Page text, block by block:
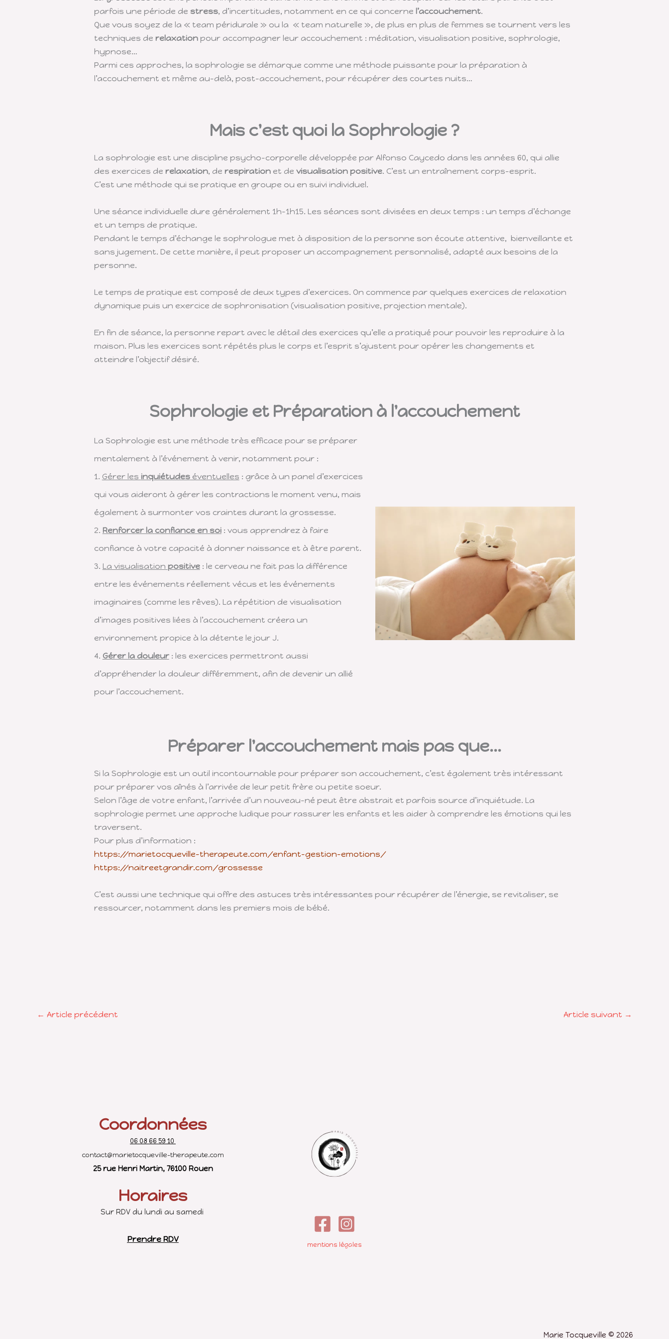
parfois une période de stress, d’incertitudes, notamment en ce qui concerne l’accouchement.
Que vous soyez de la « team péridurale » ou la « team naturelle », de plus en plus de femmes se tournent vers les
techniques de relaxationpour accompagner leur accouchement : méditation, visualisation positive, sophrologie,
hypnose…
Parmi ces approches, la sophrologie se démarque comme une méthode puissante pour la préparation à
l’accouchement et même au-delà, post-accouchement, pour récupérer des courtes nuits…
Mais c'est quoi la Sophrologie ?
La sophrologie est une discipline psycho-corporelle développée par Alfonso Caycedo dans les années 60, qui allie
des exercices de relaxation, de respirationet de visualisation positive. C’est un entraînement corps-esprit.
C’est une méthode qui se pratique en groupe ou en suivi individuel.
Une séance individuelle dure généralement 1h-1h15. Les séances sont divisées en deux temps : un temps d’échange
et un temps de pratique.
Pendant le temps d’échange le sophrologue met à disposition de la personne son écoute attentive, bienveillante et
sans jugement. De cette manière, il peut proposer un accompagnement personnalisé, adapté aux besoins de la
personne.
Le temps de pratique est composé de deux types d’exercices. On commence par quelques exercices de relaxation
dynamique puis un exercice de sophronisation (visualisation positive, projection mentale).
En fin de séance, la personne repart avec le détail des exercices qu’elle a pratiqué pour pouvoir les reproduire à la
maison. Plus les exercices sont répétés plus le corps et l’esprit s’ajustent pour opérer les changements et
atteindre l’objectif désiré.
Sophrologie et Préparation à l'accouchement
La Sophrologie est une méthode très efficace pour se préparer
mentalement à l’événement à venir, notamment pour :
1. Gérer les inquiétudeséventuelles : grâce à un panel d’exercices
qui vous aideront à gérer les contractions le moment venu, mais
également à surmonter vos craintes durant la grossesse.
2. Renforcer la confiance en soi : vous apprendrez à faire
confiance à votre capacité à donner naissance et à être parent.
3. La visualisation positive: le cerveau ne fait pas la différence
entre les événements réellement vécus et les événements
imaginaires (comme les rêves). La répétition de visualisation
d’images positives liées à l’accouchement créera un
environnement propice à la détente le jour J.
4. Gérer la douleur: les exercices permettront aussi
d’appréhender la douleur différemment, afin de devenir un allié
pour l’accouchement.
Préparer l'accouchement mais pas que...
Si la Sophrologie est un outil incontournable pour préparer son accouchement, c’est également très intéressant
pour préparer vos aînés à l’arrivée de leur petit frère ou petite soeur.
Selon l’âge de votre enfant, l’arrivée d’un nouveau-né peut être abstrait et parfois source d’inquiétude. La
sophrologie permet une approche ludique pour rassurer les enfants et les aider à comprendre les émotions qui les
traversent.
Pour plus d’information :
https://marietocqueville-therapeute.com/enfant-gestion-emotions/
https://naitreetgrandir.com/grossesse
C’est aussi une technique qui offre des astuces très intéressantes pour récupérer de l’énergie, se revitaliser, se
ressourcer, notamment dans les premiers mois de bébé.
← Article précédent Article suivant →
Coordonnées
06 08 66 59 10
contact@marietocqueville-therapeute.com
25 rue Henri Martin, 76100 Rouen
Horaires
Sur RDV du lundi au samedi
Prendre RDV
mentions légales
Marie Tocqueville © 2026